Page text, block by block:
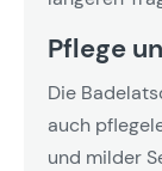
Pflege
Die
auch
und milder